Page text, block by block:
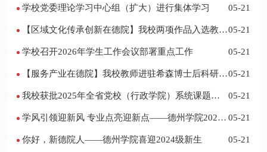
学校党委理论学习中心组（扩大）进行集体学习 05-21
05-21
学校召开2026年学生工作会议部署重点工作 05-21
05-21
我校获批2025年全省党校（行政学院）系统课题立
05-21
学风引领迎新风 专业点亮迎新点——德州学院2024
05-21
你好，新德院人——德州学院喜迎2024级新生 05-21